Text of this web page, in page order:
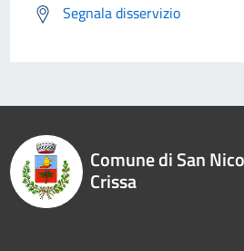
Segnala disservizio
Comune di San
Crissa